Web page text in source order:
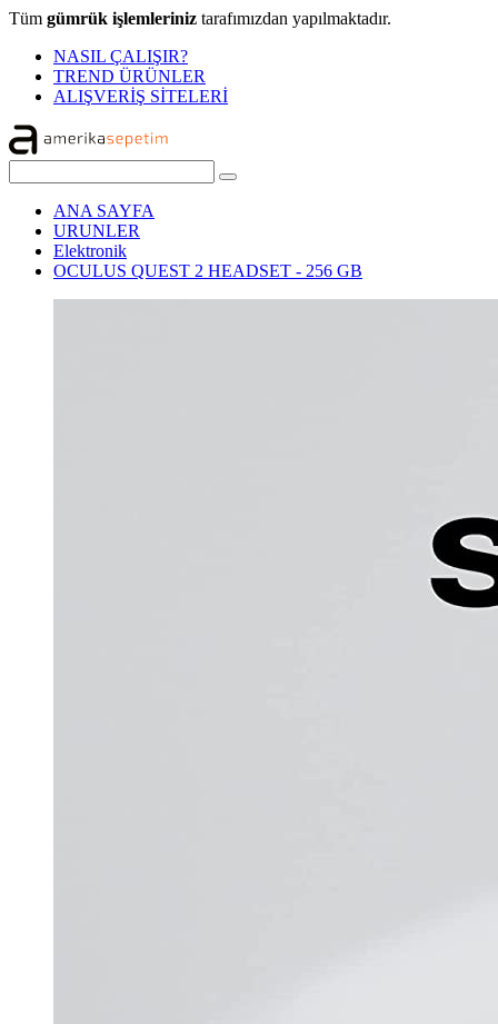
Tüm gümrük işlemleriniz tarafımızdan yapılmaktadır.
NASIL ÇALIŞIR?
TREND ÜRÜNLER
ALIŞVERİŞ SİTELERİ
ANA SAYFA
URUNLER
Elektronik
OCULUS QUEST 2 HEADSET - 256 GB